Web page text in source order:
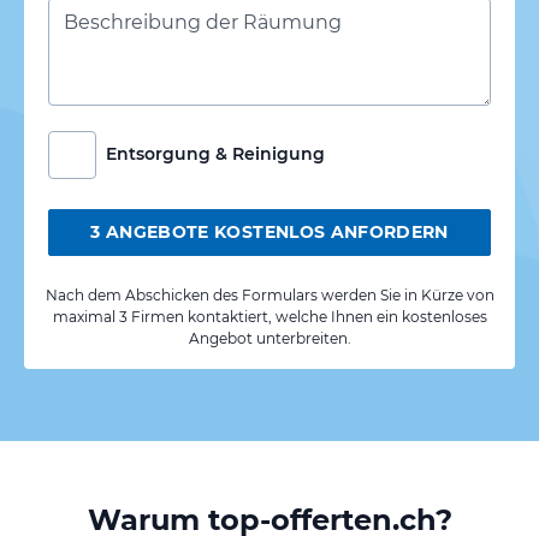
Entsorgung & Reinigung
3 ANGEBOTE KOSTENLOS ANFORDERN
Nach dem Abschicken des Formulars werden Sie in Kürze von
maximal 3 Firmen kontaktiert, welche Ihnen ein kostenloses
Angebot unterbreiten.
Warum top-offerten.ch?